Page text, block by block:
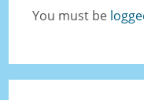
You must be